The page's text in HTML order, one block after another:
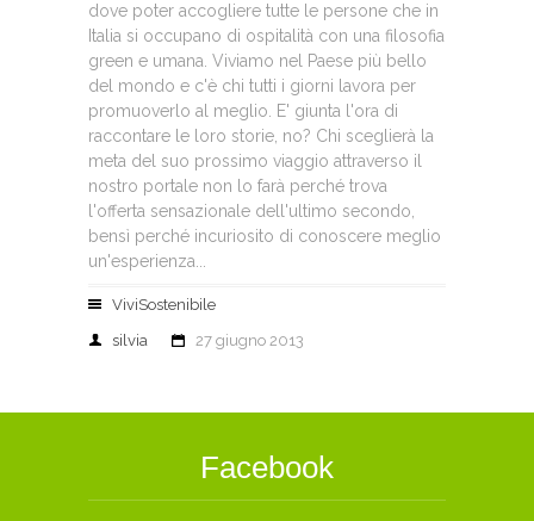
dove poter accogliere tutte le persone che in
Italia si occupano di ospitalità con una filosofia
green e umana. Viviamo nel Paese più bello
del mondo e c'è chi tutti i giorni lavora per
promuoverlo al meglio. E' giunta l'ora di
raccontare le loro storie, no? Chi sceglierà la
meta del suo prossimo viaggio attraverso il
nostro portale non lo farà perché trova
l'offerta sensazionale dell'ultimo secondo,
bensì perché incuriosito di conoscere meglio
un'esperienza...
ViviSostenibile
silvia
27 giugno 2013
Facebook